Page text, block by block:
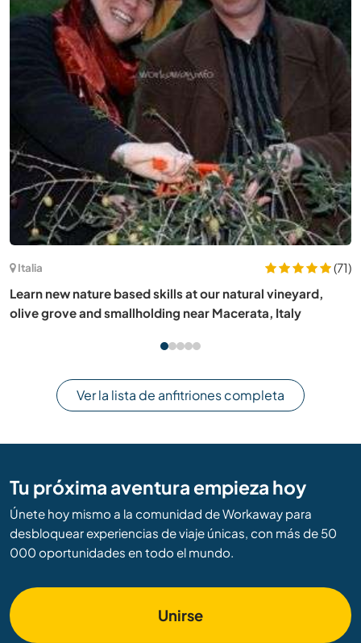
Italia
(11)
Spend the summer in the island of Pantelleria, Italy
Ver la lista de anfitriones completa
Tu próxima aventura empieza hoy
Únete hoy mismo a la comunidad de Workaway para
desbloquear experiencias de viaje únicas, con más de 50
000 oportunidades en todo el mundo.
Unirse